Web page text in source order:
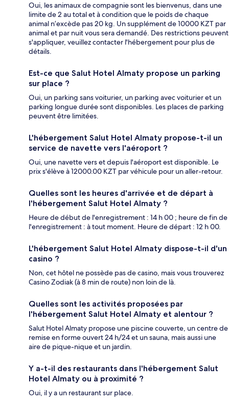
Oui, les animaux de compagnie sont les bienvenus, dans une
limite de 2 au total et à condition que le poids de chaque
animal n’excède pas 20 kg. Un supplément de 10000 KZT par
animal et par nuit vous sera demandé. Des restrictions peuvent
s'appliquer, veuillez contacter l'hébergement pour plus de
détails.
Est-ce que Salut Hotel Almaty propose un parking
sur place ?
Oui, un parking sans voiturier, un parking avec voiturier et un
parking longue durée sont disponibles. Les places de parking
peuvent être limitées.
L'hébergement Salut Hotel Almaty propose-t-il un
service de navette vers l'aéroport ?
Oui, une navette vers et depuis l'aéroport est disponible. Le
prix s'élève à 12000.00 KZT par véhicule pour un aller-retour.
Quelles sont les heures d'arrivée et de départ à
l'hébergement Salut Hotel Almaty ?
Heure de début de l'enregistrement : 14 h 00 ; heure de fin de
l'enregistrement : à tout moment. Heure de départ : 12 h 00.
L'hébergement Salut Hotel Almaty dispose-t-il d'un
casino ?
Non, cet hôtel ne possède pas de casino, mais vous trouverez
Casino Zodiak (à 8 min de route) non loin de là.
Quelles sont les activités proposées par
l'hébergement Salut Hotel Almaty et alentour ?
Salut Hotel Almaty propose une piscine couverte, un centre de
remise en forme ouvert 24 h/24 et un sauna, mais aussi une
aire de pique-nique et un jardin.
Y a-t-il des restaurants dans l'hébergement Salut
Hotel Almaty ou à proximité ?
Oui, il y a un restaurant sur place.